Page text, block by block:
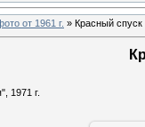
от 1961 г. » Красный спуск
1971 г.